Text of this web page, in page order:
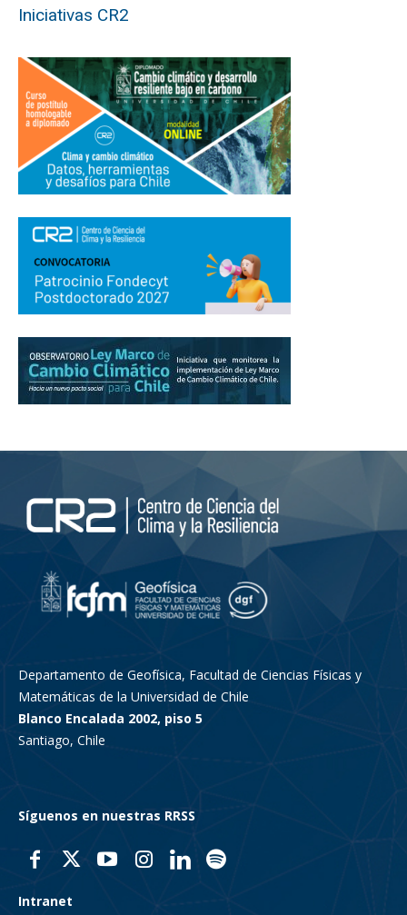
Iniciativas CR2
Departamento de Geofísica, Facultad de Ciencias Físicas y
Matemáticas de la Universidad de Chile
Blanco Encalada 2002, piso 5
Santiago, Chile
Síguenos en nuestras RRSS
Intranet